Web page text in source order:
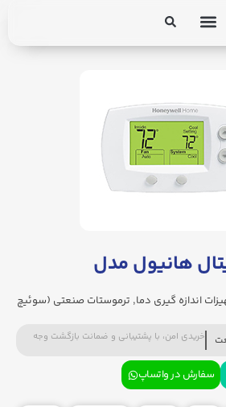
هانیول مدل
اندازه گیری دما, ترموستات صنعتی (سوئیچ
خریدی امن، با پشتیبانی و ضمانت بازگشت وجه
سفارش در واتساپ